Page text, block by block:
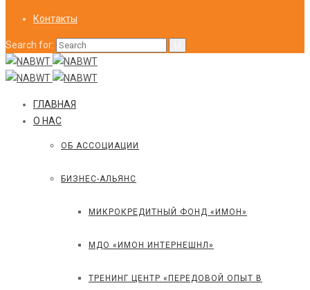
Контакты
Search for:
ГЛАВНАЯ
О НАС
ОБ АССОЦИАЦИИ
БИЗНЕС-АЛЬЯНС
МИКРОКРЕДИТНЫЙ ФОНД «ИМОН»
МДО «ИМОН ИНТЕРНЕШНЛ»
ТРЕНИНГ ЦЕНТР «ПЕРЕДОВОЙ ОПЫТ В